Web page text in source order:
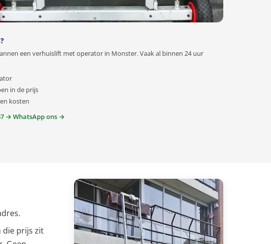
een verhuislift met operator in Monster. Vaak al binnen 24 uur
in de prijs
kosten
→ WhatsApp ons →
die prijs zit